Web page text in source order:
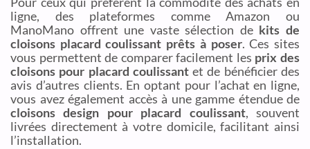
ligne, des plateformes comme Amazon ou
ManoMano offrent une vaste sélection de kits de
cloisons placard coulissant prêts à poser. Ces sites
vous permettent de comparer facilement les prix des
cloisons pour placard coulissantet de bénéficier des
avis d’autres clients. En optant pour l’achat en ligne,
vous avez également accès à une gamme étendue de
cloisons design pour placard coulissant, souvent
livrées directement à votre domicile, facilitant ainsi
l’installation.